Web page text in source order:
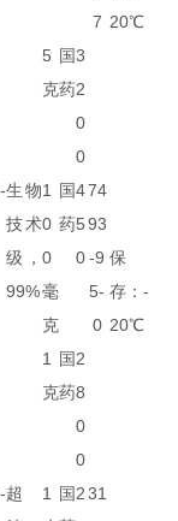
7 20℃
5
克
国
药
3
2
0
0
生物
技术
级，
99%
1
0
0
毫
克
国
药
4
5
0
74
93
-9
5-
0
保
存：-
20℃
1
克
国
药
2
8
0
0
超
1 国231